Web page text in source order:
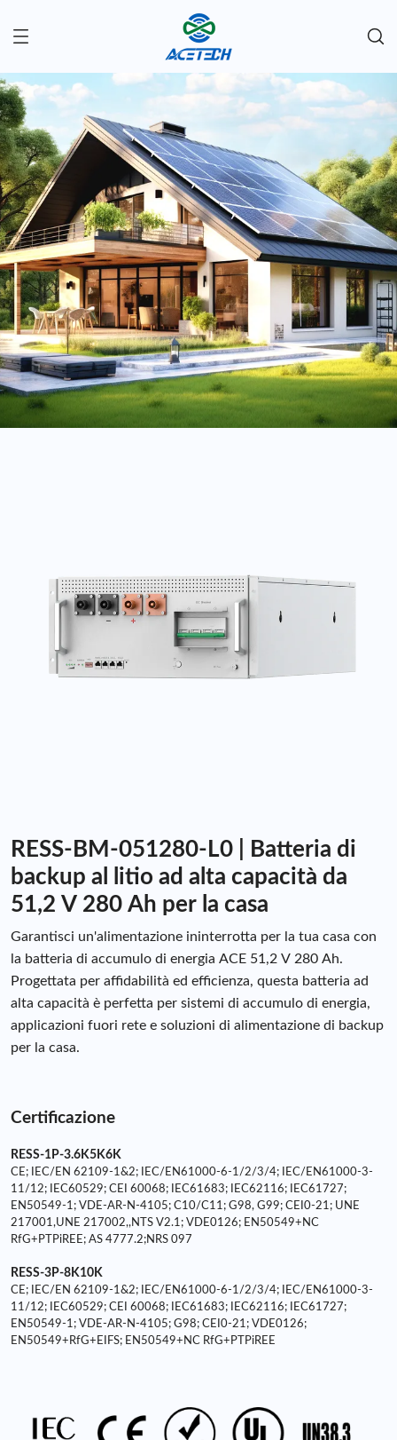
RESS-BM-051280-L0 | Batteria di
backup al litio ad alta capacità da
51,2 V 280 Ah per la casa
Garantisci un'alimentazione ininterrotta per la tua casa con
la batteria di accumulo di energia ACE 51,2 V 280 Ah.
Progettata per affidabilità ed efficienza, questa batteria ad
alta capacità è perfetta per sistemi di accumulo di energia,
applicazioni fuori rete e soluzioni di alimentazione di backup
per la casa.
Certificazione
RESS-1P-3.6K5K6K
CE; IEC/EN 62109-1&2; IEC/EN61000-6-1/2/3/4; IEC/EN61000-3-
11/12; IEC60529; CEI 60068; IEC61683; IEC62116; IEC61727;
EN50549-1; VDE-AR-N-4105; C10/C11; G98, G99; CEI0-21; UNE
217001,UNE 217002,,NTS V2.1; VDE0126; EN50549+NC
RfG+PTPiREE; AS 4777.2;NRS 097
RESS-3P-8K10K
CE; IEC/EN 62109-1&2; IEC/EN61000-6-1/2/3/4; IEC/EN61000-3-
11/12; IEC60529; CEI 60068; IEC61683; IEC62116; IEC61727;
EN50549-1; VDE-AR-N-4105; G98; CEI0-21; VDE0126;
EN50549+RfG+EIFS; EN50549+NC RfG+PTPiREE